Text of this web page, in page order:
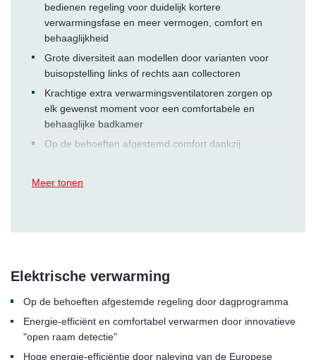
bedienen regeling voor duidelijk kortere
verwarmingsfase en meer vermogen, comfort en
behaaglijkheid
Grote diversiteit aan modellen door varianten voor
buisopstelling links of rechts aan collectoren
Krachtige extra verwarmingsventilatoren zorgen op
elk gewenst moment voor een comfortabele en
behaaglijke badkamer
Op de behoeften afgestemd comfort dankzij
Meer tonen
Elektrische verwarming
Op de behoeften afgestemde regeling door dagprogramma
Energie-efficiënt en comfortabel verwarmen door innovatieve
"open raam detectie"
Hoge energie-efficiëntie door naleving van de Europese